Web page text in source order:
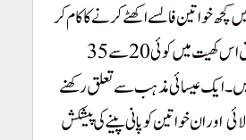
خواتین فالسے اکھٹے کرنے کا کام کر
کہنے کیمطابق اس کھیت میں کوئی 20 سے 35
ایک عیسائی مذہب سے تعلق رکھنے
اور ان خواتین کو پانی پینے کی پیشکش